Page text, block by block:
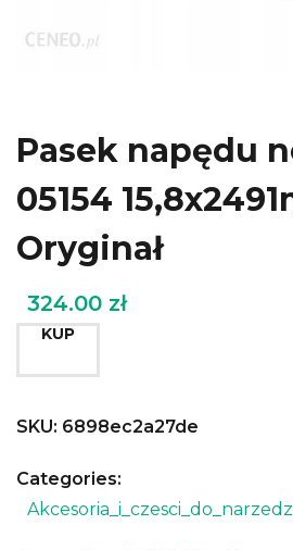
Pasek napędu
05154
Oryginał
324.00 zł
KUP
SKU: 6898ec2a27de
Categories: